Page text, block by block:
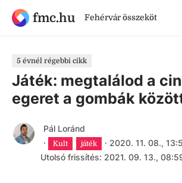
fmc.hu Fehérvár összeköt
5 évnél régebbi cikk
Játék: megtalálod a
egeret a gombák
Pál Loránd
·
Kult játék · 2020. 11. 08.,
Utolsó frissítés: 2021. 09. 13.,